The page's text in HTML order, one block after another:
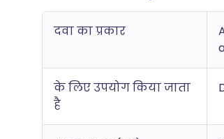
दवा का प्रकार
के लिए उपयोग किया जाता
है